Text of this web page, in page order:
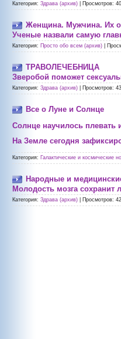
Категория: Здрава (архив) Просмотров:
Женщина. Мужчина. Их
Ученые назвали самую
Категория: Просто обо всем (архив)
ТРАВОЛЕЧЕБНИЦА
Зверобой поможет
Категория: Здрава (архив) Просмотров:
Все о Луне и Солнце
Солнце научилось плевать
На Земле сегодня
Категория: Галактические и космические
Народные и
Молодость мозга сохранит
Категория: Здрава (архив) Просмотров: